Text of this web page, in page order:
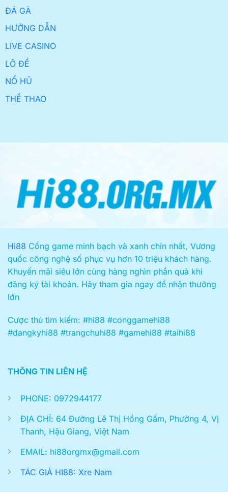
ĐÁ GÀ
HƯỚNG DẪN
LIVE CASINO
LÔ ĐỀ
NỔ HŨ
THỂ THAO
Hi88 Cổng game minh bạch và xanh chín nhất, Vương
quốc công nghệ số phục vụ hơn 10 triệu khách hàng.
Khuyến mãi siêu lớn cùng hàng nghìn phần quà khi
đăng ký tài khoản. Hãy tham gia ngay để nhận thưởng
lớn
Cược thủ tìm kiếm: #hi88 #conggamehi88
#dangkyhi88 #trangchuhi88 #gamehi88 #taihi88
THÔNG TIN LIÊN HỆ
PHONE: 0972944177
ĐỊA CHỈ: 64 Đường Lê Thị Hồng Gấm, Phường 4, Vị
Thanh, Hậu Giang, Việt Nam
EMAIL: hi88orgmx@gmail.com
TÁC GIẢ HI88: Xre Nam